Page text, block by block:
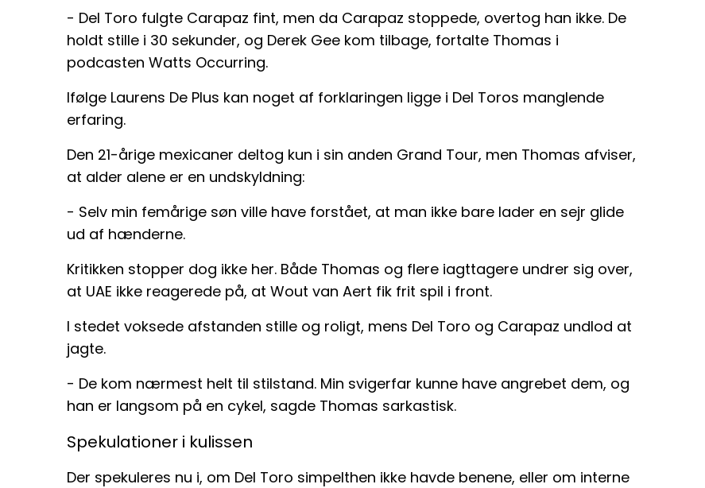
- Del Toro fulgte Carapaz fint, men da Carapaz stoppede, overtog han ikke. De
holdt stille i 30 sekunder, og Derek Gee kom tilbage, fortalte Thomas i
podcasten Watts Occurring.
Ifølge Laurens De Plus kan noget af forklaringen ligge i Del Toros manglende
erfaring.
Den 21-årige mexicaner deltog kun i sin anden Grand Tour, men Thomas afviser,
at alder alene er en undskyldning:
- Selv min femårige søn ville have forstået, at man ikke bare lader en sejr glide
ud af hænderne.
Kritikken stopper dog ikke her. Både Thomas og flere iagttagere undrer sig over,
at UAE ikke reagerede på, at Wout van Aert fik frit spil i front.
I stedet voksede afstanden stille og roligt, mens Del Toro og Carapaz undlod at
jagte.
- De kom nærmest helt til stilstand. Min svigerfar kunne have angrebet dem, og
han er langsom på en cykel, sagde Thomas sarkastisk.
Spekulationer i kulissen
Der spekuleres nu i, om Del Toro simpelthen ikke havde benene, eller om interne